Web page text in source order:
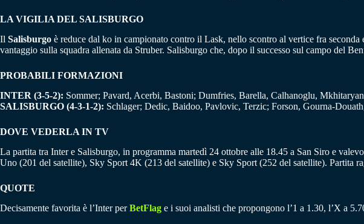
LA VIGILIA DEL SALISBURGO
Il Salisburgo è reduce dal ko in campionato contro il Lask, nello scontro al vertice fra
vantaggio sulla squadra allenata da Struber. Salisburgo che, dopo il successo sul campo del
PROBABILI FORMAZIONI
INTER (3-5-2): Sommer; Pavard, Acerbi, Bastoni; Dumfries, Barella, Calhanoglu,
SALISBURGO (4-3-1-2): Schlager; Dedic, Baidoo, Pavlovic, Terzic; Forson, Gourna-
DOVE VEDERLA IN TV
La partita tra Inter e Salisburgo, in programma martedì 24 ottobre alle 18.45 a San Siro e
Uno (201 del satellite), Sky Sport 4K (213 del satellite) e Sky Sport (252 del satellite). Partita
QUOTE
Decisamente favorita è l’Inter perBetFlag e i suoi analisti che propongono l’1 a 1.30, l’X a